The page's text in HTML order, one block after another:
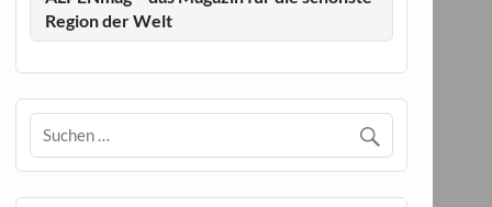
Region der Welt